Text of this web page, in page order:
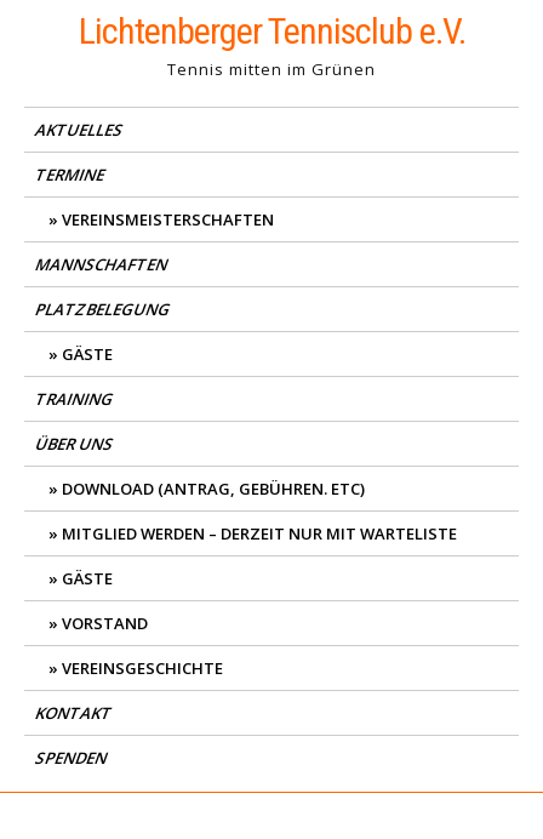
Lichtenberger Tennisclub e.V.
Tennis mitten im Grünen
AKTUELLES
TERMINE
VEREINSMEISTERSCHAFTEN
MANNSCHAFTEN
PLATZBELEGUNG
GÄSTE
TRAINING
ÜBER UNS
DOWNLOAD (ANTRAG, GEBÜHREN. ETC)
MITGLIED WERDEN – DERZEIT NUR MIT WARTELISTE
GÄSTE
VORSTAND
VEREINSGESCHICHTE
KONTAKT
SPENDEN